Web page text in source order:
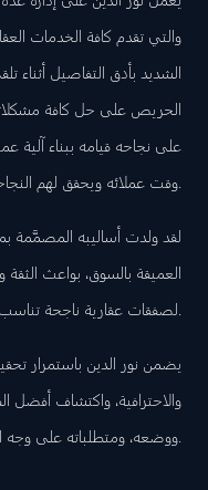
والتي تقدم كافة الخدمات
الشديد بأدق التفاصيل
الحريص على حل كافة
على نجاحه قيامه ببناء آلية
لقد ولدت أساليبه المصمَّمة
العميقة بالسوق، بواعث الثقة
يضمن نور الدين باستمرار
والاحترافية، واكتشاف أفضل